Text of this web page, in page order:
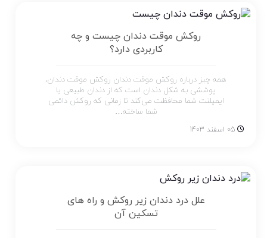
روکش موقت دندان چیست و چه
کاربردی دارد؟
همه چیز درباره روکش موقت دندان روکش موقت دندان،
پوششی به شکل دندان است که از دندان طبیعی یا
ایمپلنت شما محافظت می‌کند تا زمانی که روکش دائمی
شما ساخته…
05 اسفند 1403
علل درد دندان زیر روکش و راه های
تسکین آن